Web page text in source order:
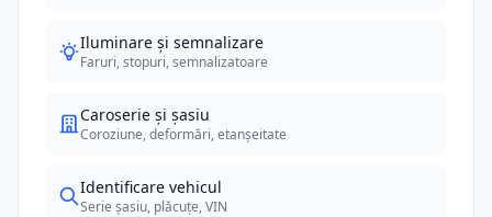
Iluminare și semnalizare
Faruri, stopuri, semnalizatoare
Caroserie și șasiu
Coroziune, deformări, etanșeitate
Identificare vehicul
Serie șasiu, plăcuțe, VIN